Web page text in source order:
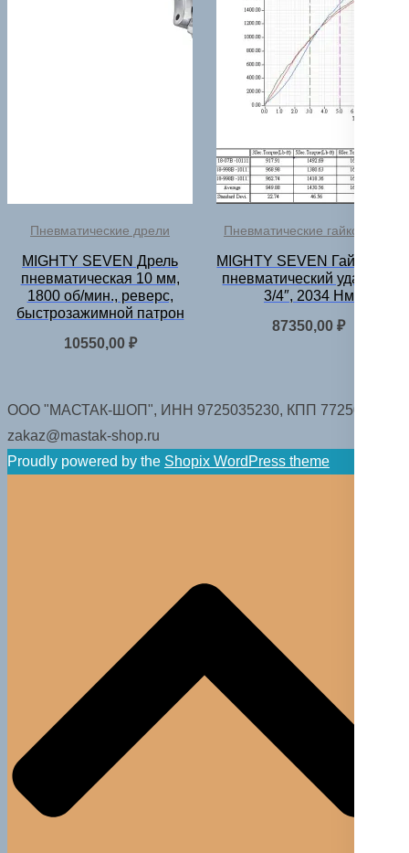
Пневматические дрели
MIGHTY SEVEN Дрель
пневматическая 10 мм,
1800 об/мин., реверс,
быстрозажимной патрон
10550,00 ₽
Пневматические гайковерты
MIGHTY SEVEN Гайковерт
пневматический ударный
3/4″, 2034 Нм
87350,00₽
ООО "МАСТАК-ШОП", ИНН 9725035230, КПП 772501001.
zakaz@mastak-shop.ru
Proudly powered by the Shopix WordPress theme